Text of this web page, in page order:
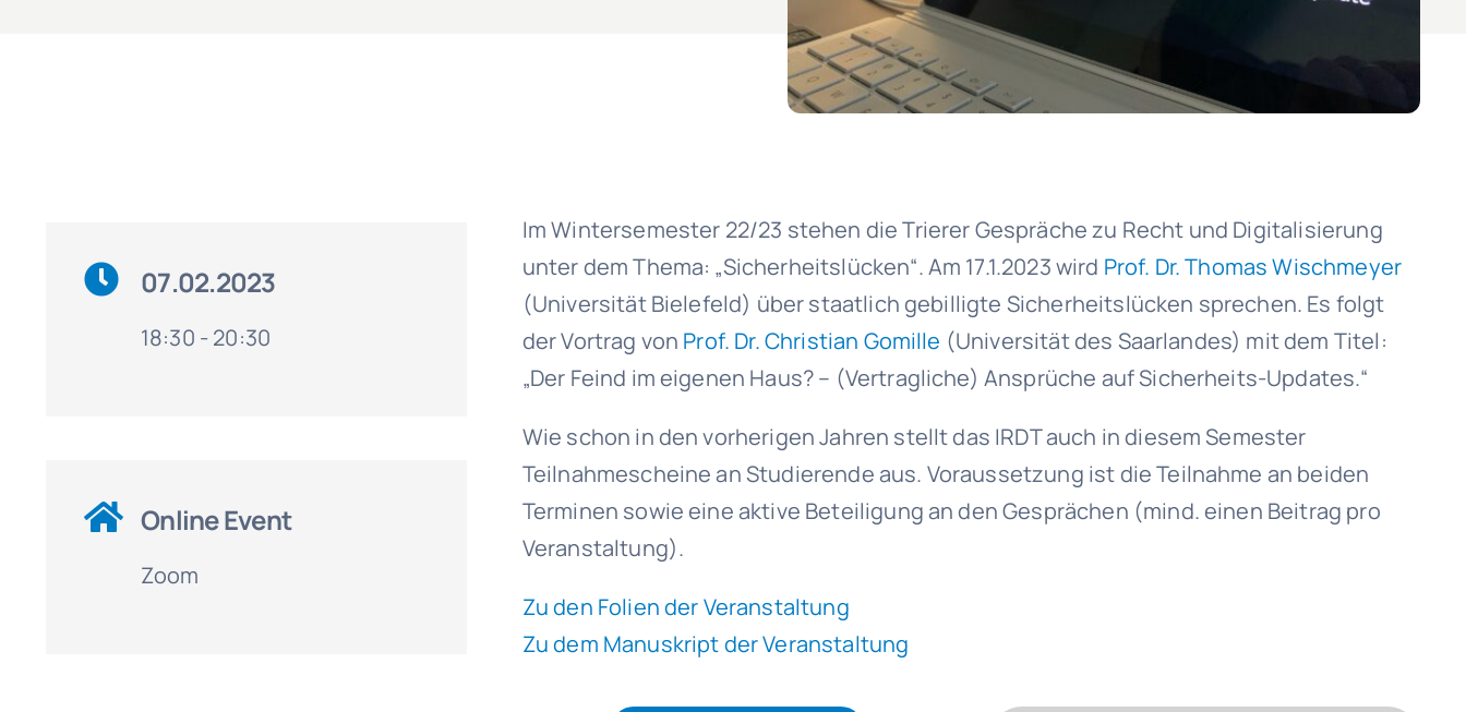
07.02.2023
18:30 - 20:30
Online Event
Zoom
Im Wintersemester 22/23 stehen die Trierer Gespräche zu Recht und Digitalisierung
unter dem Thema: „Sicherheitslücken“. Am 17.1.2023 wird Prof. Dr. Thomas Wischmeyer
(Universität Bielefeld) über staatlich gebilligte Sicherheitslücken sprechen. Es folgt
der Vortrag von Prof. Dr. Christian Gomille (Universität des Saarlandes) mit dem Titel:
„Der Feind im eigenen Haus? – (Vertragliche) Ansprüche auf Sicherheits-Updates.“
Wie schon in den vorherigen Jahren stellt das IRDT auch in diesem Semester
Teilnahmescheine an Studierende aus. Voraussetzung ist die Teilnahme an beiden
Terminen sowie eine aktive Beteiligung an den Gesprächen (mind. einen Beitrag pro
Veranstaltung).
Zu den Folien der Veranstaltung
Zu dem Manuskript der Veranstaltung